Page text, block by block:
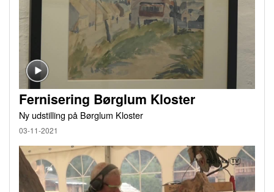
Fernisering Børglum Kloster
Ny udstilling på Børglum Kloster
03-11-2021